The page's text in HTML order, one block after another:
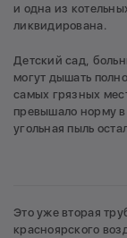
и одна из
ликвидирована.
Детский сад,
могут дышать
самых грязных
превышало норму в
угольная пыль
Это уже вторая
красноярского